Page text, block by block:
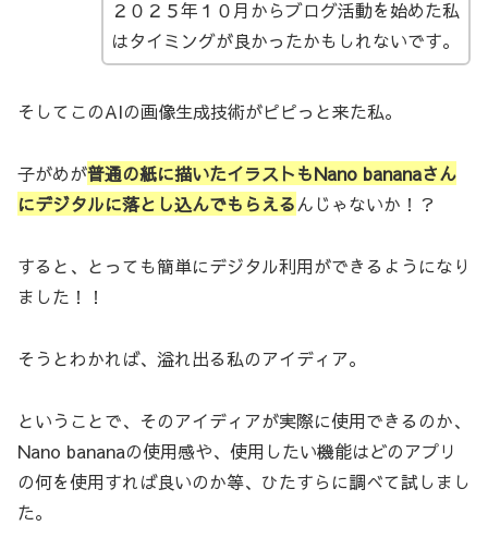
２０２５年１０月からブログ活動を始めた私
はタイミングが良かったかもしれないです。
そしてこのAIの画像生成技術がピピっと来た私。
子がめが普通の紙に描いたイラストもNano bananaさん
にデジタルに落とし込んでもらえるんじゃないか！？
すると、とっても簡単にデジタル利用ができるようになり
ました！！
そうとわかれば、溢れ出る私のアイディア。
ということで、そのアイディアが実際に使用できるのか、
Nano bananaの使用感や、使用したい機能はどのアプリ
の何を使用すれば良いのか等、ひたすらに調べて試しまし
た。